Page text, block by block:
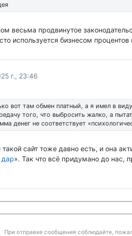
весьма продвинутое
используется бизнесом процентов
г., 23:46
вот там обмен платный, а я имел в
того, что выбросить жалко, а
денег не соответствует
сайт тоже давно есть, и она
». Так что всё придумано до нас,
При отправке сообщения соблюдайте,